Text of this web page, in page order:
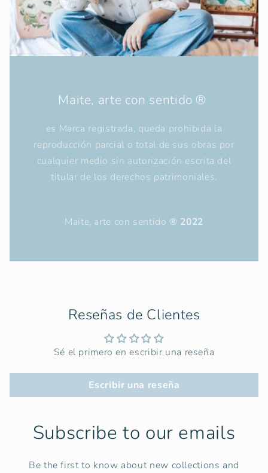
Maite, arte con sentido ®
es Marca registrada, queda prohibida la
reproducción parcial o total de sus obras por
cualquier medio sin autorización escrita del
titular de los derechos patrimoniales.
Maite, arte con sentido ® 2022
Reseñas de Clientes
Sé el primero en escribir una reseña
Escribir una reseña
Subscribe to our emails
Be the first to know about new collections and